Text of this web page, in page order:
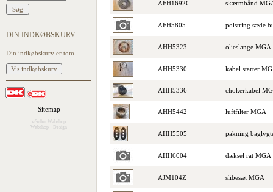
DIN INDKØBSKURV
Din indkøbskurv er tom
Sitemap
eSeller Webshop
Webshop
Design
AFH1692C skærmbånd
AFH5805 polstring sæde
AHH5323 olieslange MGA
AHH5330 kabel starter
AHH5336 chokerkabel
AHH5442 luftfilter MGA
AHH5505 pakning
AHH6004 dæksel rat MGA
AJM104Z slibesæt MGA